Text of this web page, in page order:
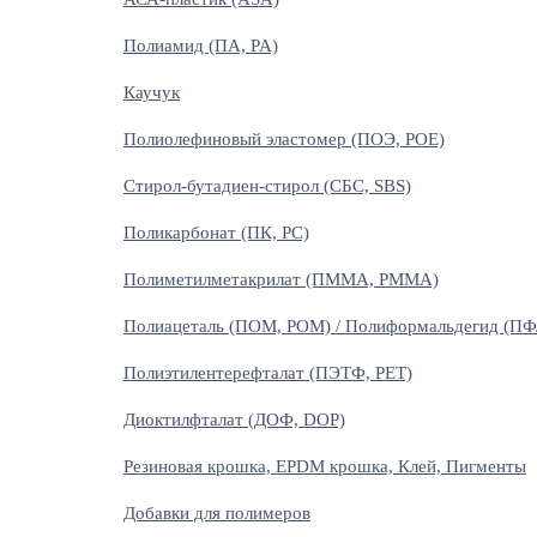
Полиамид (ПА, PA)
Каучук
Полиолефиновый эластомер (ПОЭ, POE)
Стирол-бутадиен-стирол (СБС, SBS)
Поликарбонат (ПК, PC)
Полиметилметакрилат (ПММА, PMMA)
Полиацеталь (ПОМ, POM) / Полиформальдегид
Полиэтилентерефталат (ПЭТФ, PET)
Диоктилфталат (ДОФ, DOP)
Резиновая крошка, EPDM крошка, Клей, Пигменты
Добавки для полимеров